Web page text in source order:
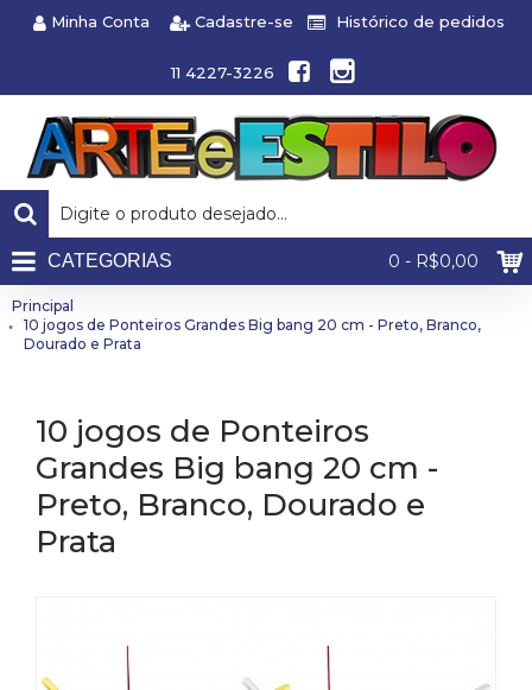
Minha Conta Cadastre-se Histórico de pedidos
11 4227-3226
0 - R$0,00
CATEGORIAS
Principal
10 jogos de Ponteiros Grandes Big bang 20 cm - Preto, Branco,
Dourado e Prata
10 jogos de Ponteiros
Grandes Big bang 20 cm -
Preto, Branco, Dourado e
Prata